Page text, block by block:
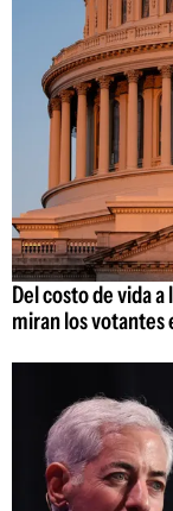
Del costo de vida
miran los votantes